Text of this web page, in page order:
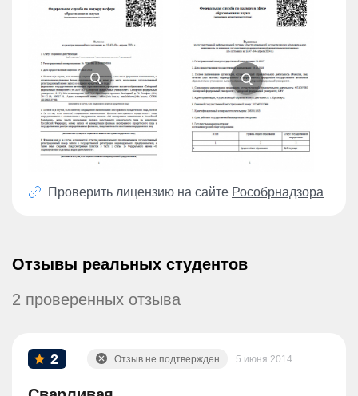
Проверить лицензию на сайте Рособрнадзора
Отзывы реальных студентов
2 проверенных отзыва
2 5 июня 2014
Отзыв не подтвержден